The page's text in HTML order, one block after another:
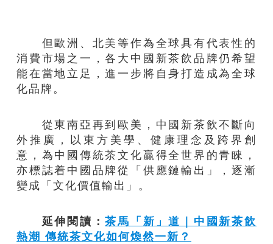
但歐洲、北美等作為全球具有代表性的
消費市場之一，各大中國新茶飲品牌仍希望
能在當地立足，進一步將自身打造成為全球
化品牌。
從東南亞再到歐美，中國新茶飲不斷向
外推廣，以東方美學、健康理念及跨界創
意，為中國傳統茶文化贏得全世界的青睞，
亦標誌着中國品牌從「供應鏈輸出」，逐漸
變成「文化價值輸出」。
延伸閱讀：茶馬「新」道｜中國新茶飲
熱潮 傳統茶文化如何煥然一新？